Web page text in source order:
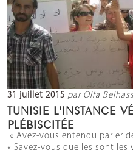
31 juillet 2015 par Olfa
TUNISIE L'INSTANCE
PLÉBISCITÉE
« Avez-vous entendu parler
« Savez-vous quelles sont